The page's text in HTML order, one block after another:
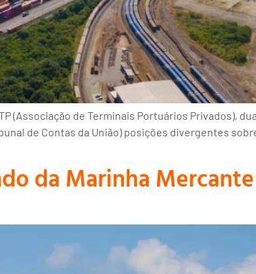
(Associação de Terminais Portuários Privados),
de Contas da União) posições divergentes
da Marinha